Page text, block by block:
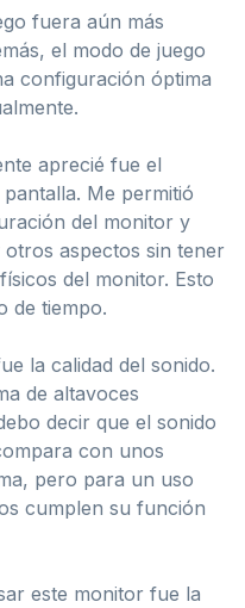
fuera aún más
el modo de juego
configuración óptima
aprecié fue el
Me permitió
del monitor y
aspectos sin tener
del monitor. Esto
de tiempo.
la calidad del sonido.
de altavoces
decir que el sonido
con unos
pero para un uso
cumplen su función
este monitor fue la